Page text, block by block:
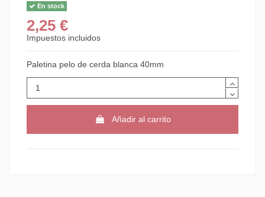
En stock
2,25 €
Impuestos incluidos
Paletina pelo de cerda blanca 40mm
Añadir al carrito